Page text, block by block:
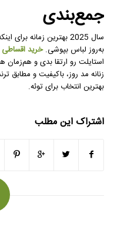
جمع‌بندی
سال 2025 بهترین زمانه
به‌روز لباس بپوشی.خرید اقساطی
استایلت رو ارتقا بدی و هم‌زمان
زنانه مد روز، باکیفیت و
بهترین انتخاب برای توئه.
اشتراک این مطلب